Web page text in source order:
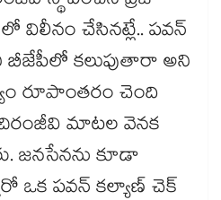
విలీనం చేసినట్లే.. పవన్
బీజేపీలో కలుపుతారా అని
రూపాంతరం చెంది
మాటల వెనక
జనసేనను కూడా
ఒక పవన్ కల్యాణ్ చెక్